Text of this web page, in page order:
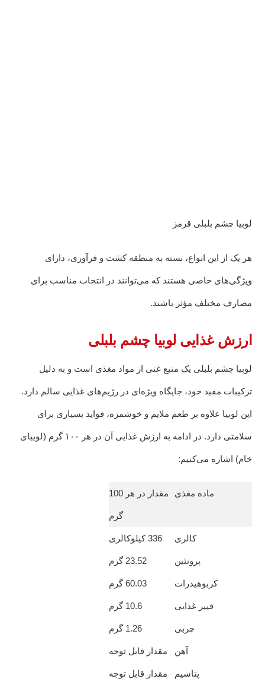
لوبیا چشم بلبلی قرمز
هر یک از این انواع، بسته به منطقه کشت و فرآوری، دارای
ویژگی‌های خاصی هستند که می‌توانند در انتخاب مناسب برای
مصارف مختلف مؤثر باشند.
ارزش غذایی لوبیا چشم بلبلی
لوبیا چشم بلبلی یک منبع غنی از مواد مغذی است و به دلیل
ترکیبات مفید خود، جایگاه ویژه‌ای در رژیم‌های غذایی سالم دارد.
این لوبیا علاوه بر طعم ملایم و خوشمزه، فواید بسیاری برای
سلامتی دارد. در ادامه به ارزش غذایی آن در هر ۱۰۰ گرم (لوبیای
خام) اشاره می‌کنیم:
ماده مغذی مقدار در هر 100
گرم
کالری 336 کیلوکالری
پروتئین 23.52 گرم
کربوهیدرات 60.03 گرم
فیبر غذایی 10.6 گرم
چربی 1.26 گرم
آهن مقدار قابل توجه
پتاسیم مقدار قابل توجه